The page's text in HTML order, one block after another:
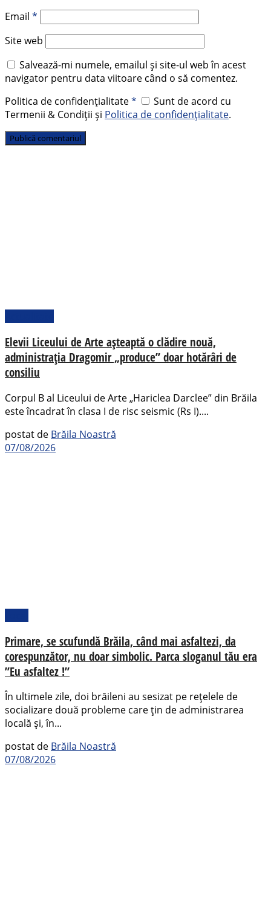
Email *
Site web
Salvează-mi numele, emailul și site-ul web în acest
navigator pentru data viitoare când o să comentez.
Politica de confidențialitate*
Sunt de acord cu
Termenii & Condiții și Politica de confidențialitate.
Elevii Liceului de Arte așteaptă o clădire nouă,
administrația Dragomir „produce” doar hotărâri de
consiliu
Corpul B al Liceului de Arte „Hariclea Darclee” din Brăila
este încadrat în clasa I de risc seismic (Rs I)....
postat de Brăila Noastră
07/08/2026
Primare, se scufundă Brăila, când mai asfaltezi, da
corespunzător, nu doar simbolic. Parca sloganul tău era
”Eu asfaltez !”
În ultimele zile, doi brăileni au sesizat pe rețelele de
socializare două probleme care țin de administrarea
locală și, în...
postat de Brăila Noastră
07/08/2026